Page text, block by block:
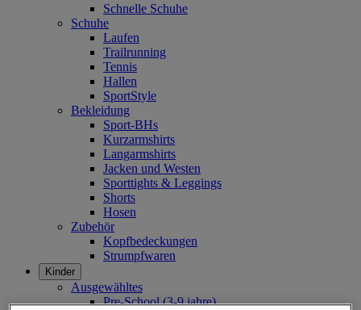
Schnelle Schuhe
Schuhe
Laufen
Trailrunning
Tennis
Hallen
SportStyle
Bekleidung
Sport-BHs
Kurzarmshirts
Langarmshirts
Jacken und Westen
Sporttights & Leggings
Shorts
Hosen
Zubehör
Kopfbedeckungen
Strumpfwaren
Kinder
Ausgewähltes
Pre-School (3-9 jahre)